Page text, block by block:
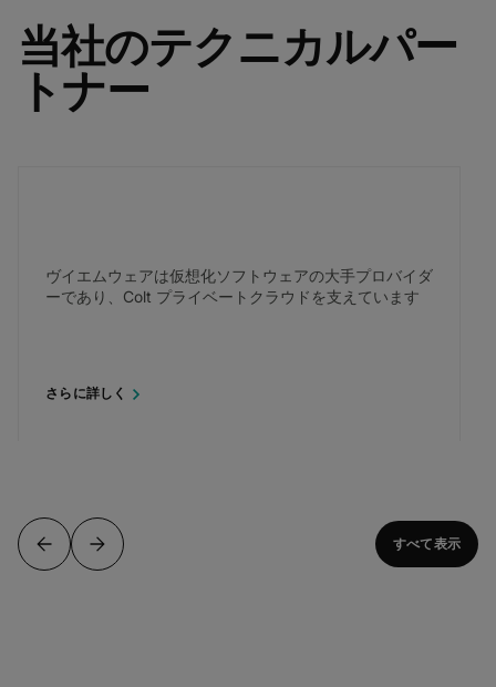
当社のテクニカルパー
トナー
ヴイエムウェアは仮想化ソフトウェアの大手プロバイダ
ーであり、Colt プライベートクラウドを支えています
さらに詳しく
すべて表示